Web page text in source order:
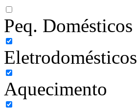
Peq. Domésticos
Eletrodomésticos
Aquecimento